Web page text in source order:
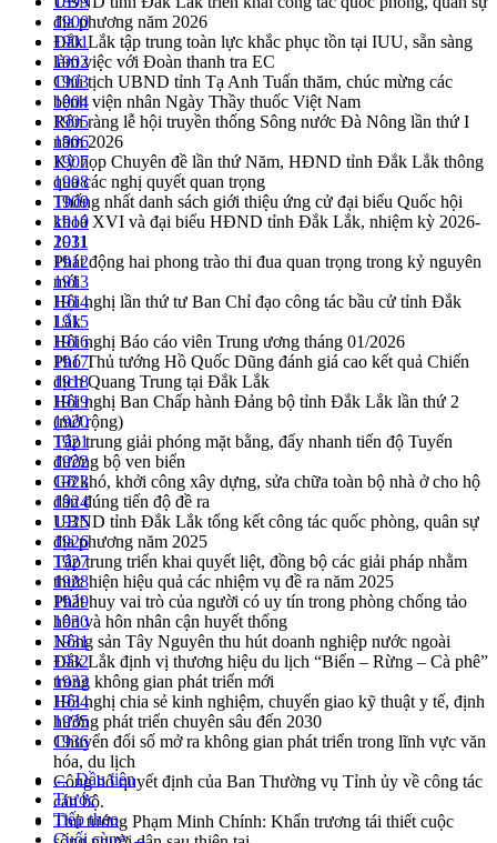
địa phương năm 2026
Đắk Lắk tập trung toàn lực khắc phục tồn tại IUU, sẵn sàng
làm việc với Đoàn thanh tra EC
Chủ tịch UBND tỉnh Tạ Anh Tuấn thăm, chúc mừng các
bệnh viện nhân Ngày Thầy thuốc Việt Nam
Rộn ràng lễ hội truyền thống Sông nước Đà Nông lần thứ I
năm 2026
Kỳ họp Chuyên đề lần thứ Năm, HĐND tỉnh Đắk Lắk thông
qua các nghị quyết quan trọng
Thống nhất danh sách giới thiệu ứng cử đại biểu Quốc hội
khoá XVI và đại biểu HĐND tỉnh Đắk Lắk, nhiệm kỳ 2026-
2031
Phát động hai phong trào thi đua quan trọng trong kỷ nguyên
mới
Hội nghị lần thứ tư Ban Chỉ đạo công tác bầu cử tỉnh Đắk
Lắk
Hội nghị Báo cáo viên Trung ương tháng 01/2026
Phó Thủ tướng Hồ Quốc Dũng đánh giá cao kết quả Chiến
dịch Quang Trung tại Đắk Lắk
Hội nghị Ban Chấp hành Đảng bộ tỉnh Đắk Lắk lần thứ 2
(mở rộng)
Tập trung giải phóng mặt bằng, đẩy nhanh tiến độ Tuyến
đường bộ ven biển
Gỡ khó, khởi công xây dựng, sửa chữa toàn bộ nhà ở cho hộ
dân đúng tiến độ đề ra
UBND tỉnh Đắk Lắk tổng kết công tác quốc phòng, quân sự
địa phương năm 2025
Tập trung triển khai quyết liệt, đồng bộ các giải pháp nhằm
thực hiện hiệu quả các nhiệm vụ đề ra năm 2025
Phát huy vai trò của người có uy tín trong phòng chống tảo
hôn và hôn nhân cận huyết thống
Nông sản Tây Nguyên thu hút doanh nghiệp nước ngoài
Đắk Lắk định vị thương hiệu du lịch “Biển – Rừng – Cà phê”
trong không gian phát triển mới
Hội nghị chia sẻ kinh nghiệm, chuyển giao kỹ thuật y tế, định
hướng phát triển chuyên sâu đến 2030
Chuyển đổi số mở ra không gian phát triển trong lĩnh vực văn
hóa, du lịch
Công bố quyết định của Ban Thường vụ Tỉnh ủy về công tác
cán bộ.
Thủ tướng Phạm Minh Chính: Khẩn trương tái thiết cuộc
1900
1901
1902
1903
1904
1905
1906
1907
1908
1909
1910
1911
1912
1913
1914
1915
1916
1917
1918
1919
1920
1921
1922
1923
1924
1925
1926
1927
1928
1929
1930
1931
1932
1933
1934
1935
1936
← Đầu tiên
Trước
Tiếp theo